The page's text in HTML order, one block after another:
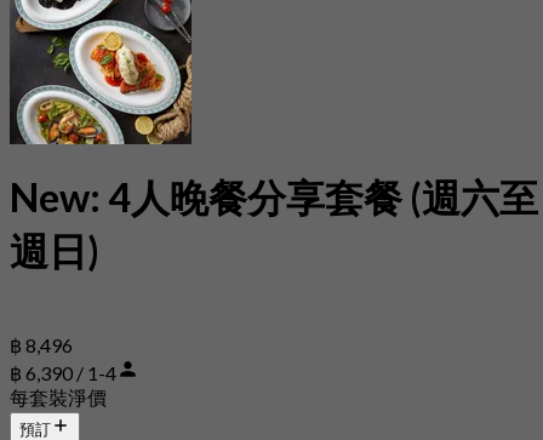
New: 4人晚餐分享套餐 (週六至
週日)
฿ 8,496
฿ 6,390 / 1-4
每套裝淨價
預訂